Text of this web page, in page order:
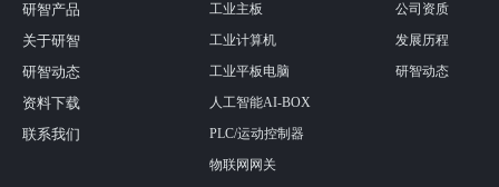
研智产品
关于研智
研智动态
资料下载
联系我们
工业主板
工业计算机
工业平板电脑
人工智能AI-BOX
PLC/运动控制器
物联网网关
公司资质
发展历程
研智动态